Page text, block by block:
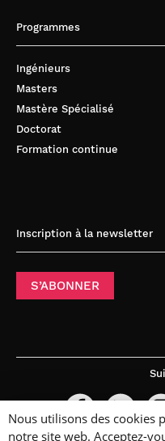
Programmes
Ingénieurs
Masters
Mastère Spécialisé
Doctorat
Formation continue
Inscription à la newsletter
S’ABONNER
Nous utilisons des cookies
notre site web. Acceptez-